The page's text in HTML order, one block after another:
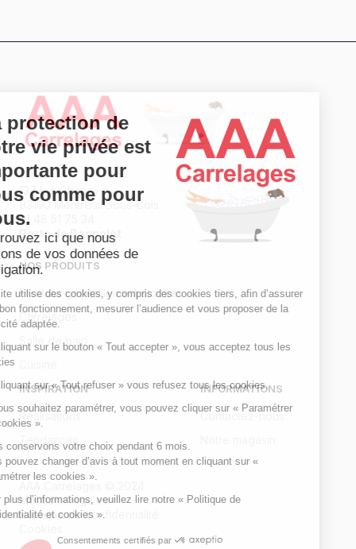
137 bd. Chanzy
93100 Montreuil Sous-Bois
01 48 51 75 34
Porte de Bagnolet
NOS PRODUITS
Produits généralement stockés
Carrelages
Salle de bain
INSPIRATION
Réalisations
Tendances
INFORMATIONS
Contactez-nous
Mentions légales
Politique de confidentialité
La protection de
votre vie privée est
importante pour
vous comme pour
nous.
Retrouvez ici que nous
faisons de vos données de
navigation.
Ce site utilise des cookies, y compris des cookies tiers, afin d’assurer
son bon fonctionnement, mesurer l’audience et vous proposer de la
publicité adaptée.
En cliquant sur le bouton « Tout accepter », vous acceptez tous les
En cliquant sur « Tout refuser » vous refusez tous les cookies.
Si vous souhaitez paramétrer, vous pouvez cliquer sur « Paramétrer
les cookies ».
Nous conservons votre choix pendant 6 mois.
Vous pouvez changer d’avis à tout moment en cliquant sur «
Paramétrer les cookies ».
Pour plus d’informations, veuillez lire notre « Politique de
confidentialité et cookies ».
Consentements certifiés par